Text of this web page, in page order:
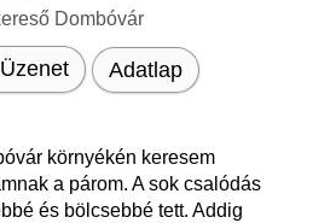
Dombóvár
Üzenet Adatlap
környékén keresem
a párom. A sok csalódás
és bölcsebbé tett. Addig